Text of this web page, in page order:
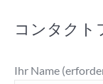
コンタクト
Ihr Name